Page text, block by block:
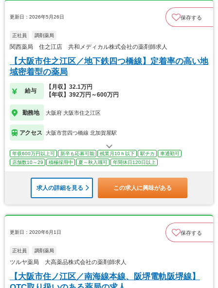
更新日：2026年5月26日 保存する
正社員 調剤薬局
関西薬局 住之江店 共和メディカル株式会社の薬剤師求人
【大阪市住之江区／地下鉄四つ橋線】定着率の高い地
域密着型の薬局
給与
【月収】32.1万円
【年収】392万円～600万円
勤務地 大阪府 大阪市住之江区
アクセス 大阪市営四つ橋線 北加賀屋駅
年収600万円以上可 新卒も応募可能 残業月10ｈ以下 駅チカ
車通勤可
店舗数10～29
積極採用中 夏～秋入職可 年間休日120日以上
求人の詳細を見る この求人に興味がある
更新日：2020年6月1日 保存する
正社員 調剤薬局
ツルヤ薬局 大高薬品株式会社の薬剤師求人
【大阪市住ノ江区／南海線本線、阪堺電軌阪堺線】